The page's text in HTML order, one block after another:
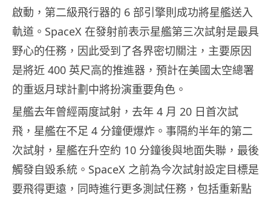
啟動，第二級飛行器的 6 部引擎則成功將星艦送入
軌道。SpaceX 在發射前表示星艦第三次試射是最具
野心的任務，因此受到了各界密切關注，主要原因
是將近 400 英尺高的推進器，預計在美國太空總署
的重返月球計劃中將扮演重要角色。
星艦去年曾經兩度試射，去年 4 月 20 日首次試
飛，星艦在不足 4 分鐘便爆炸。事隔約半年的第二
次試射，星艦在升空約 10 分鐘後與地面失聯，最後
觸發自毀系統。SpaceX 之前為今次試射設定目標是
要飛得更遠，同時進行更多測試任務，包括重新點